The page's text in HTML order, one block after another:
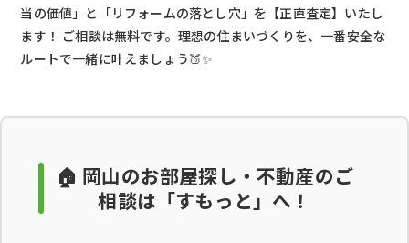
当の価値」と「リフォームの落とし穴」を【正直査定】いたし
ます！ ご相談は無料です。理想の住まいづくりを、一番安全な
ルートで一緒に叶えましょう🍑✨
🏠 岡山のお部屋探し・不動産のご
相談は「すもっと」へ！